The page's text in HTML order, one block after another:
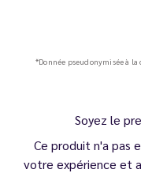
*Donnée pseudonymisée à
Soyez le
Ce produit n'a pas
votre expérience et